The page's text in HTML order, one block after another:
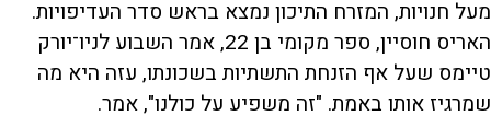
מעל חנויות, המזרח התיכון נמצא בראש סדר העדיפויות.
האריס חוסיין, ספר מקומי בן 22, אמר השבוע לניו־יורק
טיימס שעל אף הזנחת התשתיות בשכונתו, עזה היא מה
שמרגיז אותו באמת. "זה משפיע על כולנו", אמר.